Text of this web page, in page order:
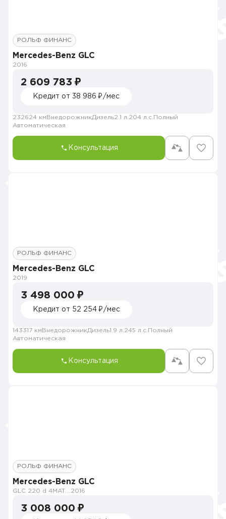
РОЛЬФ ФИНАНС
Mercedes-Benz GLC
2016
2 609 783 ₽
Кредит от 38 986 ₽/мес
232624 км ВнедорожникДизель2.1 л. 204 л.с. Полный
Автоматическая
Консультация
РОЛЬФ ФИНАНС
Mercedes-Benz GLC
2019
3 498 000 ₽
Кредит от 52 254 ₽/мес
143317 км ВнедорожникДизель1.9 л. 245 л.с. Полный
Автоматическая
Консультация
РОЛЬФ ФИНАНС
Mercedes-Benz GLC
2016
3 008 000 ₽